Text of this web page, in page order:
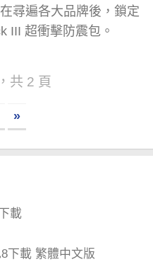
尋遍各大品牌後，鎖定
III 超衝擊防震包。
共 2 頁
»
載
下載 繁體中文版